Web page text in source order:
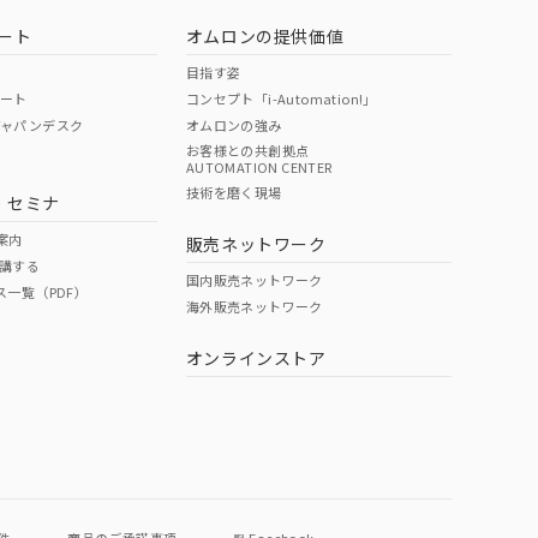
O O
ページへ
ください
ト
ト
パンデスク
セミナ
内
する
覧（PDF）
オムロンの提供価値
目指す姿
コンセプト「i-Automation!」
オムロンの強み
お客様との共創拠点
AUTOMATION CENTER
技術を磨く現場
販売ネットワーク
国内販売ネットワーク
海外販売ネットワーク
オンラインストア